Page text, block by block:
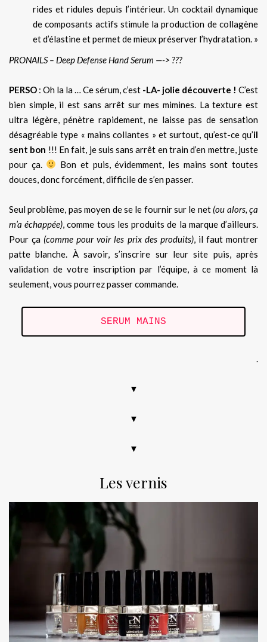
rides et ridules depuis l’intérieur. Un cocktail dynamique
de composants actifs stimule la production de collagène
et d’élastine et permet de mieux préserver l’hydratation. »
PRONAILS – Deep Defense Hand Serum —-> ???
PERSO : Oh la la … Ce sérum, c’est -LA- jolie découverte ! C’est
bien simple, il est sans arrêt sur mes mimines. La texture est
ultra légère, pénètre rapidement, ne laisse pas de sensation
désagréable type « mains collantes » et surtout, qu’est-ce qu’il
sent bon !!! En fait, je suis sans arrêt en train d’en mettre, juste
pour ça.
Bon et puis, évidemment, les mains sont toutes
douces, donc forcément, difficile de s’en passer.
Seul problème, pas moyen de se le fournir sur le net (ou alors, ça
m’a échappée), comme tous les produits de la marque d’ailleurs.
Pour ça (comme pour voir les prix des produits), il faut montrer
patte blanche. À savoir, s’inscrire sur leur site puis, après
validation de votre inscription par l’équipe, à ce moment là
seulement, vous pourrez passer commande.
SERUM MAINS
.
▼
▼
▼
Les vernis